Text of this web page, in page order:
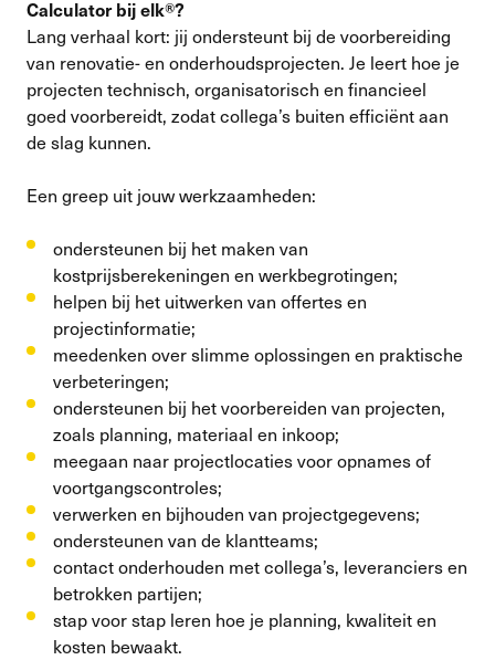
Calculator bij elk®?
Lang verhaal kort: jij ondersteunt bij de voorbereiding
van renovatie- en onderhoudsprojecten. Je leert hoe je
projecten technisch, organisatorisch en financieel
goed voorbereidt, zodat collega’s buiten efficiënt aan
de slag kunnen.
Een greep uit jouw werkzaamheden:
ondersteunen bij het maken van
kostprijsberekeningen en werkbegrotingen;
helpen bij het uitwerken van offertes en
projectinformatie;
meedenken over slimme oplossingen en praktische
verbeteringen;
ondersteunen bij het voorbereiden van projecten,
zoals planning, materiaal en inkoop;
meegaan naar projectlocaties voor opnames of
voortgangscontroles;
verwerken en bijhouden van projectgegevens;
ondersteunen van de klantteams;
contact onderhouden met collega’s, leveranciers en
betrokken partijen;
stap voor stap leren hoe je planning, kwaliteit en
kosten bewaakt.